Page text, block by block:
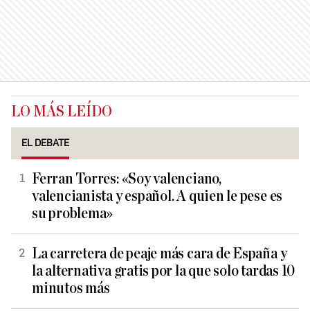
LO MÁS LEÍDO
EL DEBATE
Ferran Torres: «Soy valenciano,
valencianista y español. A quien le pese es
su problema»
La carretera de peaje más cara de España y
la alternativa gratis por la que solo tardas 10
minutos más